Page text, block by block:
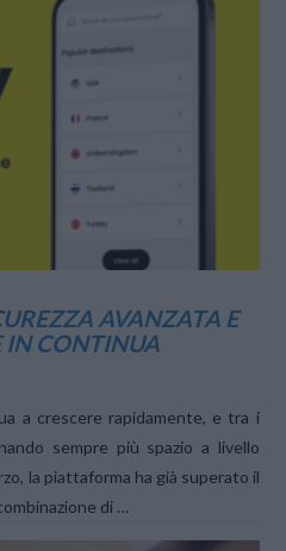
POST
AVANZATA E
IN CONTINUA
a crescere rapidamente, e tra i
sempre più spazio a livello
la piattaforma ha già superato il
di …